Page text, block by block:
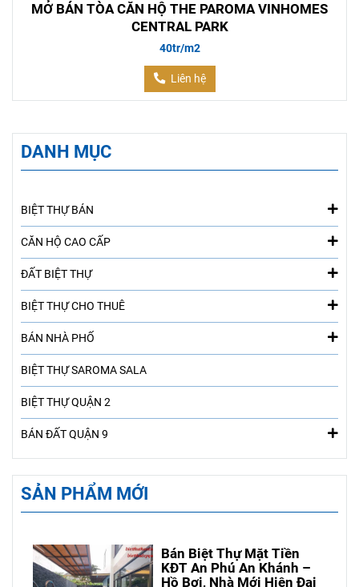
MỞ BÁN TÒA CĂN HỘ THE PAROMA VINHOMES
CENTRAL PARK
40tr/m2
Liên hệ
DANH MỤC
BIỆT THỰ BÁN
CĂN HỘ CAO CẤP
ĐẤT BIỆT THỰ
BIỆT THỰ CHO THUÊ
BÁN NHÀ PHỐ
BIỆT THỰ SAROMA SALA
BIỆT THỰ QUẬN 2
BÁN ĐẤT QUẬN 9
SẢN PHẨM MỚI
Bán Biệt Thự Mặt Tiền
KĐT An Phú An Khánh –
Hồ Bơi, Nhà Mới Hiện Đại